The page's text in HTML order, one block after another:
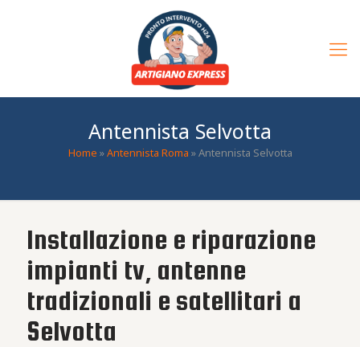
Antennista Selvotta
Home »Antennista Roma »Antennista Selvotta
Installazione e riparazione
impianti tv, antenne
tradizionali e satellitari a
Selvotta